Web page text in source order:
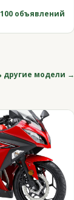
объявлений
другие модели →